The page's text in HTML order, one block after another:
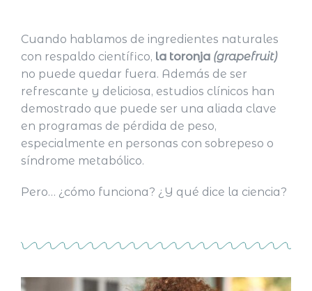
Cuando hablamos de ingredientes naturales
con respaldo científico, la toronja (grapefruit)
no puede quedar fuera. Además de ser
refrescante y deliciosa, estudios clínicos han
demostrado que puede ser una aliada clave
en programas de pérdida de peso,
especialmente en personas con sobrepeso o
síndrome metabólico.
Pero… ¿cómo funciona? ¿Y qué dice la ciencia?